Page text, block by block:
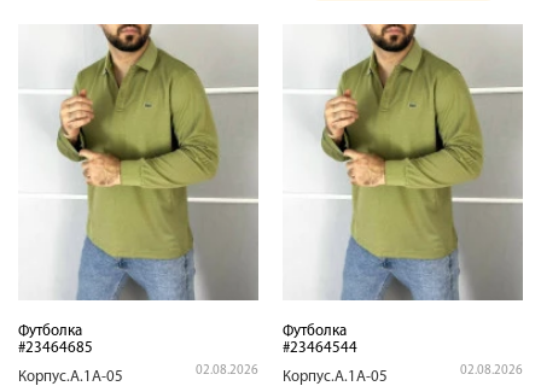
Футболка
#23464685
Корпус.А.1А-05
02.08.2026
Футболка
#23464544
Корпус.А.1А-05
02.08.2026